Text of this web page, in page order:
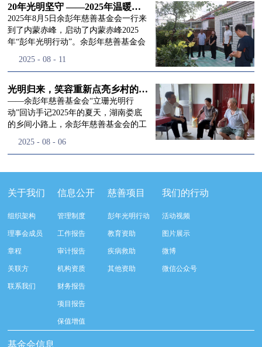
同回顾了基金会过往任期内在助学兴
教、医疗救助、公益事业普惠等多个领
域深耕耕耘的公益历程，充分肯定了第
三届理事会全体成员多年来接续付出的
民、济世利人"的慈善理念所做出的突
流程，完成了新一届治理层的选举任
命，全新的第四届理事会正式组建完
成：选举彭志兵、徐滨、彭新英、李
栋、李玲辉、郭启兴、梅鑫为余彭年慈
余彭年慈善基金会第四届理事会监事。
徐滨先生当选余彭年慈善基金会第四届
先生依次为新一任理事长徐滨先生及秘
新起点上，基金会将始终坚守创立初
心，继续沿着余彭年先生的慈善足迹稳
步前行：一方面将持续巩固已有的品牌
公益项目优势，把帮扶资源更精准地向
索适配新时代公益环境的创新路径，联
动更多社会爱心力量，搭建更透明、更
阔的角落，用实际行动践行"取之于社
会、用之于社会"的公益承诺。未来，
余彭年慈善基金会将在新一届理事会的
带领下，以更饱满的热忱投身公益慈善
残联唐婷婷理事长到场参与本次启动活
动，由衷肯定了基金会坚持二十一年深
耕光明帮扶的坚守，也向长久奔走推进
项目的我们表达了谢意。二十一年时光
市与县域，一趟趟奔赴偏远地区，只为
景，这份认可，也让我们更加笃定前行
的脚步。启动仪式落幕之后，我们没有
即刻返程，联合赤峰市残联的工作人
员、专业医护队伍走入乡间小路，随机
小路弯弯曲曲，两边是繁茂的林木，我
家中。简朴的乡村民居陈设简单，老人
往日家中大大小小的农活，全都压在了
老伴一人肩上。此前季爷爷的左眼早已
彻底失明，卧床的日子里视野一片昏
暗，行动受限再加上双目近乎失明，老
人常常对往后的生活满心忧虑。得益于
去年项目开展的右眼手术，如今他的右
眼重获视力，平日里能够看清手机屏
幕，简单的日常起居也可以自己打理不
少。聊天的时候季爷爷语气满是庆
幸：“本来走路就不利索，要是双眼都
看不见，真的不敢设想往后的日子。现
20年光明坚守 ——2025年温暖启程“彭年光明行动”内蒙赤峰
2025年8月5日余彭年慈善基金会一行来
到了内蒙赤峰，启动了内蒙赤峰2025
年“彭年光明行动”。余彭年慈善基金会
欣以及余彭年慈善基金会志愿者姜颖妍
峰市残联理事长孙德欣对我们“彭年光
明行动”给予了高度的肯定，他表示“彭
年光明行动”不仅仅是帮助白内障患者
恢复光明，最重要的是减轻了患者家庭
事业的生动体现。随后余彭年慈善基金
光明行动”在内蒙的点点滴滴，并希望
覆盖，加强术后随访与科普宣传，同时
仪式后余彭年慈善基金会一行实地探访
了项目实施的一线情况，详细了解了患
流程就诊环节。 探访结束后，我们一行
开始对参与项目的患者进行了随机的回
项目的患者进行了随机的回访。居住在
松山区三道井子村的王奶奶左眼一直视
检查治疗。村里的赵书记在走访过程中
2025 - 08 - 11
光明归来，笑容重新点亮乡村的角落
——余彭年慈善基金会“立珊光明行
动”回访手记2025年的夏天，湖南娄底
的乡间小路上，余彭年慈善基金会的工
着一份特别的牵挂，走进了一个个普通
曾经被白内障困扰的老人，在接受
发生了怎样的变化。“现在能看清菜苗
来到涟源市渡头塘乡洪家村。72岁的曾
爷爷正在自家菜地里忙碌。他曾是村里
见，另一只眼睛的视力也越来越差。以
前，他看不清鱼塘的水位，也分不清菜
术后，眼睛亮堂多了！”老人笑着说。
现在，他能清楚地看到鱼塘里鱼儿游动
杂草。尽管手部有残疾，但他在田埂上
2025 - 08 - 06
关于我们
组织架构
理事会成员
章程
关联方
联系我们
信息公开
管理制度
工作报告
审计报告
机构资质
财务报告
项目报告
保值增值
慈善项目
彭年光明行动
教育资助
疾病救助
其他资助
我们的行动
活动视频
图片展示
微博
微信公众号
基金会信息